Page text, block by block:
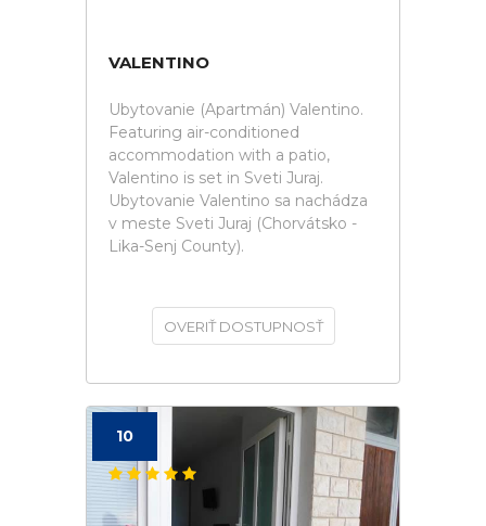
VALENTINO
Ubytovanie (Apartmán) Valentino.
Featuring air-conditioned
accommodation with a patio,
Valentino is set in Sveti Juraj.
Ubytovanie Valentino sa nachádza
v meste Sveti Juraj (Chorvátsko -
Lika-Senj County).
OVERIŤ DOSTUPNOSŤ
10